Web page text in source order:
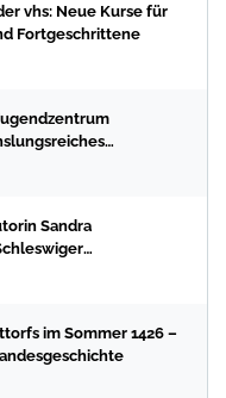
vhs: Neue Kurse für
Fortgeschrittene
und Jugendliche
Sandra
im Sommer 1426 –